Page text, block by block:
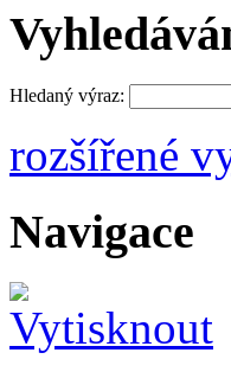
Hledaný výraz:
rozšířené
Navigace